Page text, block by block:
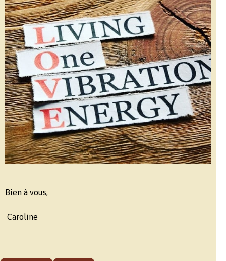
Bien à vous,
Caroline